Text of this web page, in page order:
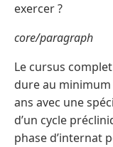
exercer ?
core/paragraph
Le cursus
dure au minimum
ans avec une
d’un cycle
phase d’internat